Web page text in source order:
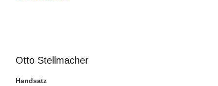
Otto Stellmacher
Handsatz